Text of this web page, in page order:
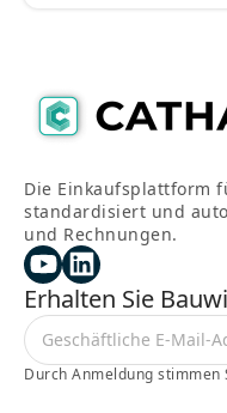
Die Einkaufsplattform
standardisiert und
und Rechnungen.
Erhalten Sie
Durch Anmeldung